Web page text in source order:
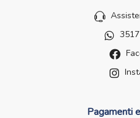
Pagamenti